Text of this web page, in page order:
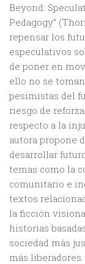
Beyond:
Pedagogy”
repensar los
especulativos
de poner en
ello no se
pesimistas del
riesgo de
respecto a la
autora propone
desarrollar
temas como la
comunitario e
textos
la ficción
historias
sociedad más
más liberadores.